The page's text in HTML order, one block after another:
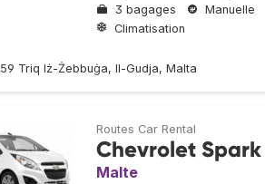
3 bagages
Manuelle
Climatisation
59 Triq Iż-Żebbuġa, Il-Gudja, Malta
Routes Car Rental
Chevrolet Spark
Malte